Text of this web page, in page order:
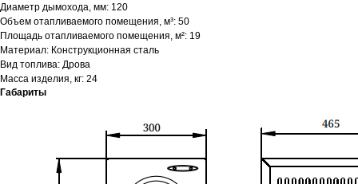
Диаметр дымохода, мм: 120
Объем отапливаемого помещения, м³: 50
Площадь отапливаемого помещения, м²: 19
Материал: Конструкционная сталь
Вид топлива: Дрова
Масса изделия, кг: 24
Габариты